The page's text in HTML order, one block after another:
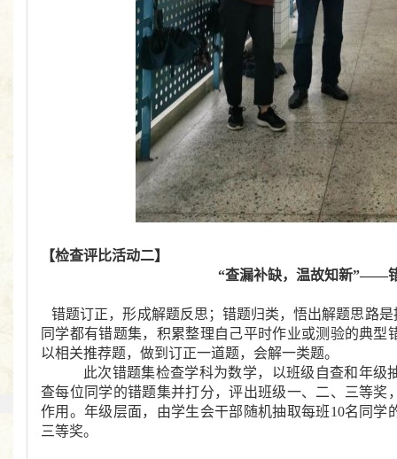
【检查评比活动二】
“查漏补缺，温故知新”——
错题订正，形成解题反思；错题归类，悟出解题思路
同学都有错题集，积累整理自己平时作业或测验的典
以相关推荐题，做到订正一道题，会解一类题。
此次错题集检查学科为数学，以班级自查和年
查每位同学的错题集并打分，评出班级一、二、三等
作用。年级层面，由学生会干部随机抽取每班10名同
三等奖。